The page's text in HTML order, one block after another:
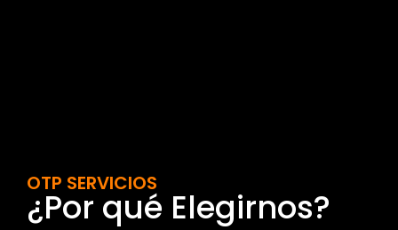
OTP SERVICIOS
¿Por qué Elegirnos?